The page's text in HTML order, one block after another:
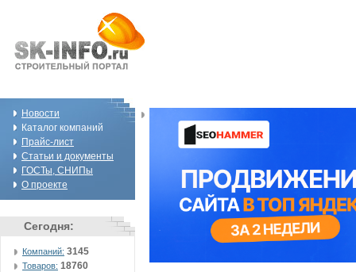
Новости
Каталог компаний
Прайс-лист
Статьи и документы
ГОСТы, СНИПы
О проекте
Сегодня:
Компаний: 3145
Товаров: 18760